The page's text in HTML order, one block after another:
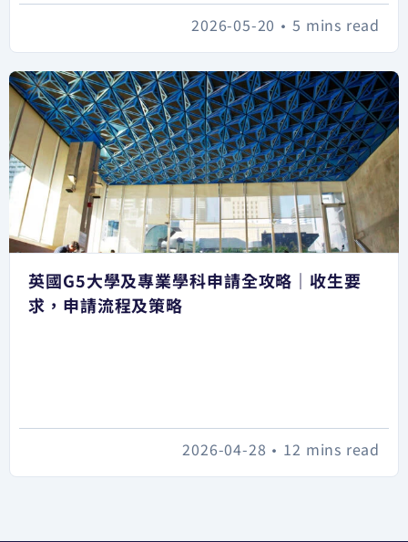
5 mins read
•
2026-05-20
英國G5大學及專業學科申請全攻略｜收生要
求，申請流程及策略
12 mins read
•
2026-04-28